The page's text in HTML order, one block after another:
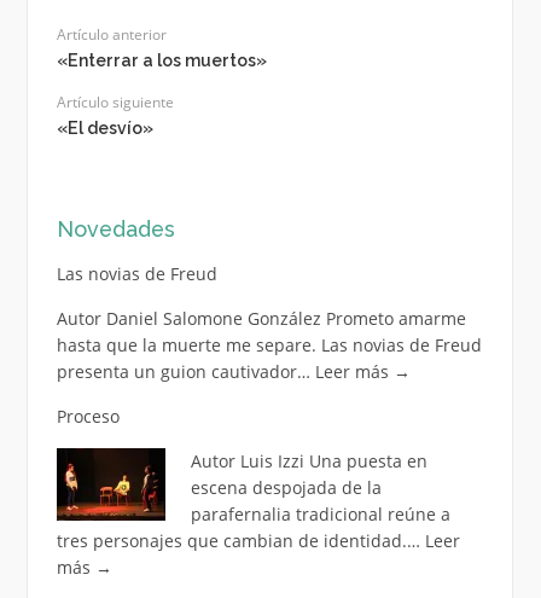
Artículo anterior
«Enterrar a los muertos»
Artículo siguiente
«El desvío»
Novedades
Las novias de Freud
Autor Daniel Salomone González Prometo amarme
hasta que la muerte me separe. Las novias de Freud
presenta un guion cautivador… Leer más →
Proceso
Autor Luis Izzi Una puesta en
escena despojada de la
parafernalia tradicional reúne a
tres personajes que cambian de identidad.… Leer
más →